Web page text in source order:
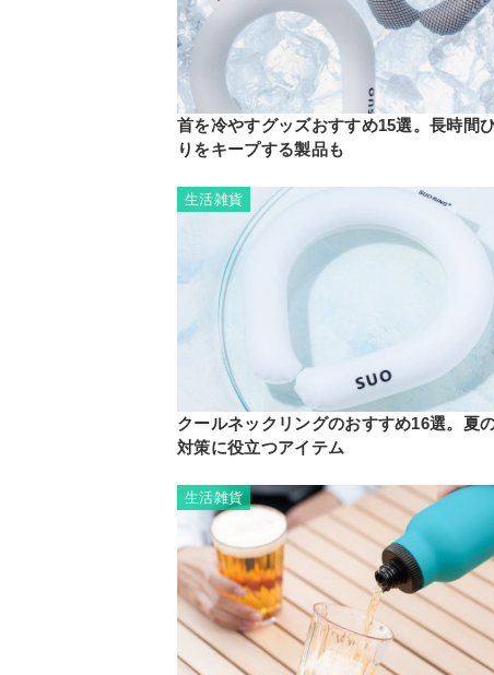
首を冷やすグッズおすすめ15選。長時間
りをキープする製品も
生活雑貨
クールネックリングのおすすめ16選。夏
対策に役立つアイテム
生活雑貨